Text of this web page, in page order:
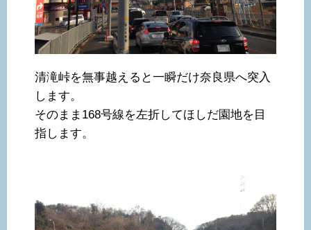
清滝峠を無事越えると一瞬だけ奈良県へ突入
します。
そのまま168号線を左折してほしだ園地を目
指します。